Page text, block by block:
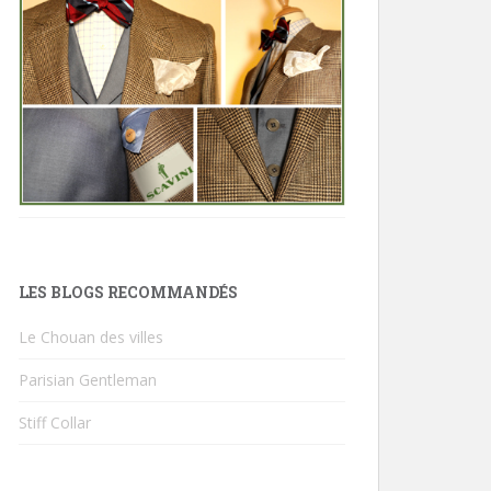
LES BLOGS RECOMMANDÉS
Le Chouan des villes
Parisian Gentleman
Stiff Collar